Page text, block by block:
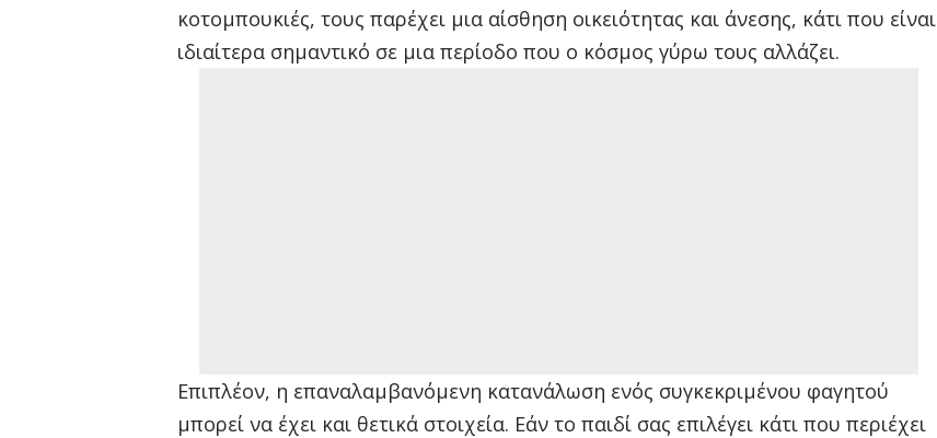
κοτομπουκιές, τους παρέχει μια αίσθηση οικειότητας και άνεσης, κάτι που είναι
ιδιαίτερα σημαντικό σε μια περίοδο που ο κόσμος γύρω τους αλλάζει.
Επιπλέον, η επαναλαμβανόμενη κατανάλωση ενός συγκεκριμένου φαγητού
μπορεί να έχει και θετικά στοιχεία. Εάν το παιδί σας επιλέγει κάτι που περιέχει